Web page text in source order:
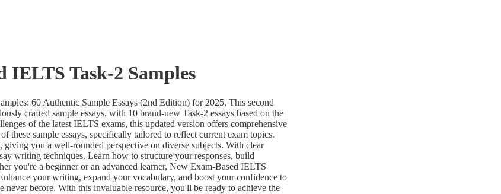
IELTS Task-2 Samples
60 Authentic Sample Essays (2nd Edition) for 2025. This second
crafted sample essays, with 10 brand-new Task-2 essays based on the
of the latest IELTS exams, this updated version offers comprehensive
these sample essays, specifically tailored to reflect current exam topics.
you a well-rounded perspective on diverse subjects. With clear
writing techniques. Learn how to structure your responses, build
you're a beginner or an advanced learner, New Exam-Based IELTS
your writing, expand your vocabulary, and boost your confidence to
before. With this invaluable resource, you'll be ready to achieve the